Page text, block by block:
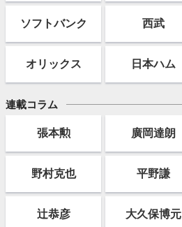
ソフトバンク 西武
オリックス 日本ハム
連載コラム
張本勲 廣岡達朗
野村克也 平野謙
辻恭彦 大久保博元